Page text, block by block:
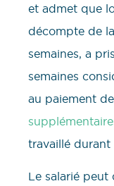
et admet que
décompte de
semaines, a
semaines
au paiement
travaillé durant
Le salarié